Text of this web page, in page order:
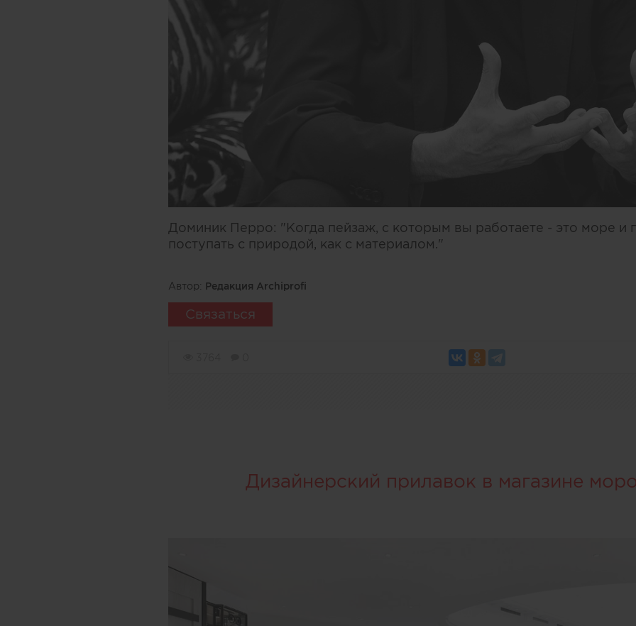
Доминик Перро: "Когда пейзаж, с которым вы работаете - это море и
поступать с природой, как с материалом."
Автор: Редакция Archiprofi
Связаться
Дизайнерский прилавок в магазине